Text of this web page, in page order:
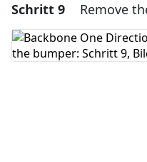
Einen
Kommentar
Schritt 9 Remove